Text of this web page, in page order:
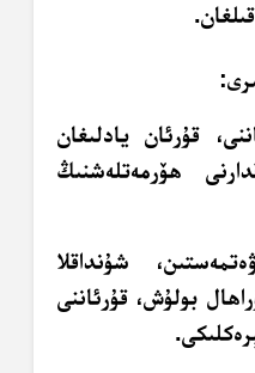
قۇرئان يادلىغان
ھۆرمەتلەشنىڭ
شۇنداقلا
بولۇش، قۇرئاننى